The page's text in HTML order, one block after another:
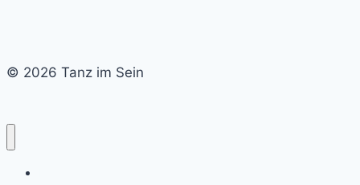
© 2026 Tanz im Sein